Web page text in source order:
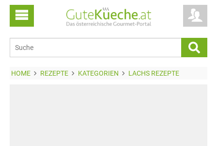
HOME REZEPTE KATEGORIEN LACHS REZEPTE